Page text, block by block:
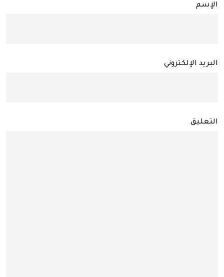
الإسم
البريد الإلكتروني
التعليق